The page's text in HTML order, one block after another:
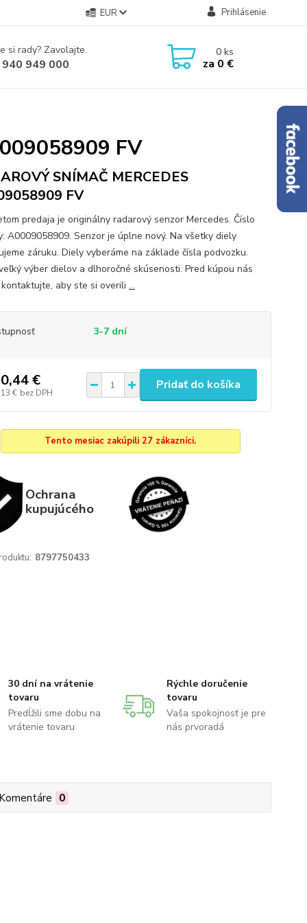
EUR Prihlásenie
si rady? Zavolajte.
949 000
0ks
za 0 €
FV
SNÍMAČ MERCEDES
FV
predaja je originálny radarový senzor Mercedes. Číslo
A0009058909. Senzor je úplne nový. Na všetky diely
záruku. Diely vyberáme na základe čísla podvozku.
výber dielov a dlhoročné skúsenosti. Pred kúpou nás
aby ste si overili ...
3-7 dní
€
€ bez DPH
Pridať do košíka
Tento mesiac zakúpili 27 zákazníci.
Ochrana
kupujúcého
8797750433
30 dní na vrátenie
tovaru
Predĺžili sme dobu na
vrátenie tovaru
Rýchle doručenie
tovaru
Vaša spokojnosť je pre
nás prvoradá
Komentáre 0